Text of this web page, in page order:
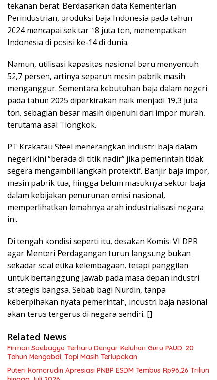
tekanan berat. Berdasarkan data Kementerian
Perindustrian, produksi baja Indonesia pada tahun
2024 mencapai sekitar 18 juta ton, menempatkan
Indonesia di posisi ke-14 di dunia.
Namun, utilisasi kapasitas nasional baru menyentuh
52,7 persen, artinya separuh mesin pabrik masih
menganggur. Sementara kebutuhan baja dalam negeri
pada tahun 2025 diperkirakan naik menjadi 19,3 juta
ton, sebagian besar masih dipenuhi dari impor murah,
terutama asal Tiongkok.
PT Krakatau Steel menerangkan industri baja dalam
negeri kini “berada di titik nadir” jika pemerintah tidak
segera mengambil langkah protektif. Banjir baja impor,
mesin pabrik tua, hingga belum masuknya sektor baja
dalam kebijakan penurunan emisi nasional,
memperlihatkan lemahnya arah industrialisasi negara
ini.
Di tengah kondisi seperti itu, desakan Komisi VI DPR
agar Menteri Perdagangan turun langsung bukan
sekadar soal etika kelembagaan, tetapi panggilan
untuk bertanggung jawab pada masa depan industri
strategis bangsa. Sebab bagi Nurdin, tanpa
keberpihakan nyata pemerintah, industri baja nasional
akan terus tergerus di negara sendiri. []
Related News
Firman Soebagyo Terharu Dengar Keluhan Guru PAUD: 20
Tahun Mengabdi, Tapi Masih Terlupakan
Puteri Komarudin Apresiasi PNBP ESDM Tembus Rp96,26 Triliun